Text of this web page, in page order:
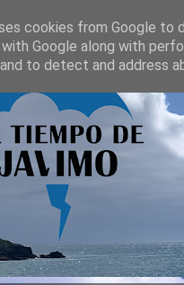
cookies from Google to
with Google along with
to detect and address